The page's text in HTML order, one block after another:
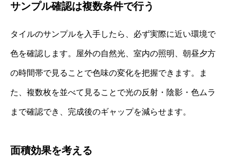
サンプル確認は複数条件で行う
タイルのサンプルを入手したら、必ず実際に近い環境で
色を確認します。屋外の自然光、室内の照明、朝昼夕方
の時間帯で見ることで色味の変化を把握できます。ま
た、複数枚を並べて見ることで光の反射・陰影・色ムラ
まで確認でき、完成後のギャップを減らせます。
面積効果を考える